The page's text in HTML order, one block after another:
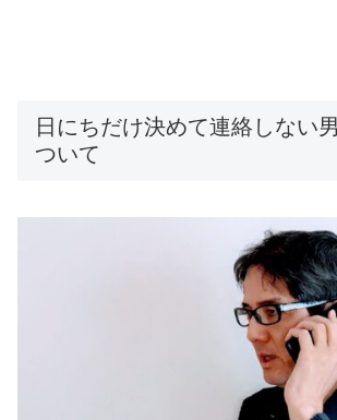
日にちだけ決めて連絡しない
ついて